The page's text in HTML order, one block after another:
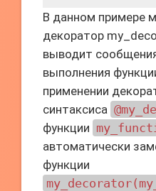
В данном примере
декоратор
выводит
выполнения
применении
синтаксиса
функции
автоматически
функции